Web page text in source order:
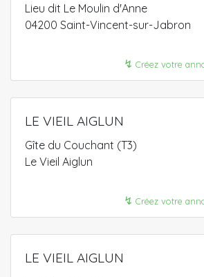
Lieu dit Le Moulin d'Anne
04200 Saint-Vincent-sur-Jabron
↯ Créez votre
LE VIEIL AIGLUN
Gîte du Couchant (T3)
Le Vieil Aiglun
↯ Créez votre
LE VIEIL AIGLUN